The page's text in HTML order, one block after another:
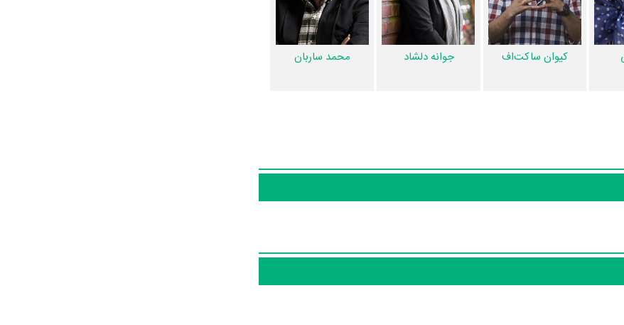
حوالی پاییز هنوز موردی ثبت نشده است. قطعا ما و شما به این حد قانع نیستیم؛ باید
هنرمندان و آثار سینما، تلویزیون و تئاتر را کامل و کامل‌تر کنیم.
کیوان ساکت‌اف جوانه دلشاد محمد ساربان